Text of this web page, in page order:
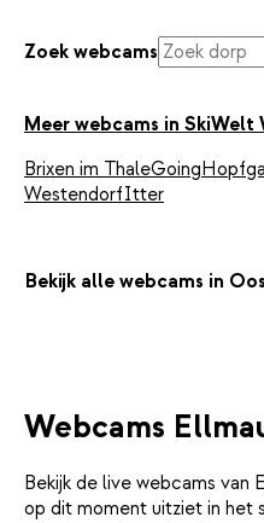
Zoek webcams
Meer webcams in
Brixen im ThaleGoing
WestendorfItter
Bekijk alle webcams in
Webcams
Bekijk de live webcams van
op dit moment uitziet in het